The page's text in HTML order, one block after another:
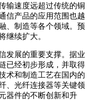
输速度远超过传统的铜
信产品的应用范围也越
、制造等各个领域。预
继续扩大。
发展的重要支撑。据业
已经初步形成，并取得
术和制造工艺在国内的
、光纤连接器等关键领
器件的不断创新和升